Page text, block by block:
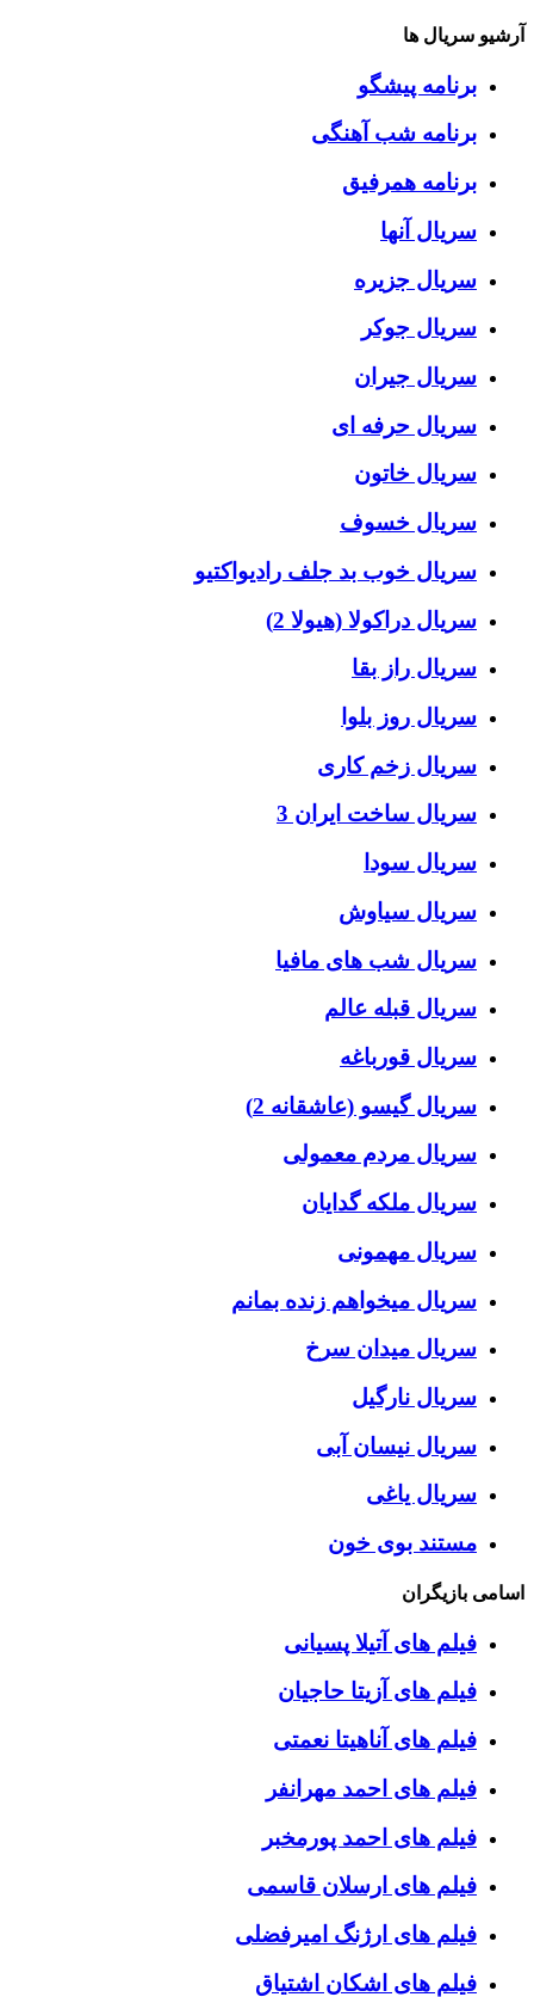
آرشیو سریال ها
برنامه پیشگو
برنامه شب آهنگی
برنامه همرفیق
سریال آنها
سریال جزیره
سریال جوکر
سریال جیران
سریال حرفه ای
سریال خاتون
سریال خسوف
سریال خوب بد جلف رادیواکتیو
سریال دراکولا (هیولا 2)
سریال راز بقا
سریال روز بلوا
سریال زخم کاری
سریال ساخت ایران 3
سریال سودا
سریال سیاوش
سریال شب های مافیا
سریال قبله عالم
سریال قورباغه
سریال گیسو (عاشقانه 2)
سریال مردم معمولی
سریال ملکه گدایان
سریال مهمونی
سریال میخواهم زنده بمانم
سریال میدان سرخ
سریال نارگیل
سریال نیسان آبی
سریال یاغی
مستند بوی خون
اسامی بازیگران
فیلم های آتیلا پسیانی
فیلم های آزیتا حاجیان
فیلم های آناهیتا نعمتی
فیلم های احمد مهرانفر
فیلم های احمد پورمخبر
فیلم های ارسلان قاسمی
فیلم های ارژنگ امیرفضلی
فیلم های اشکان اشتیاق